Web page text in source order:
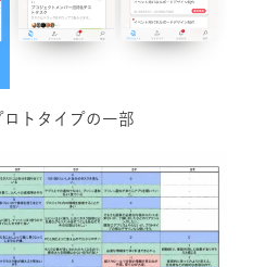
トタイプの一部